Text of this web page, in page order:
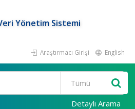
Yönetim Sistemi
Araştırmacı Girişi English
Detaylı Arama